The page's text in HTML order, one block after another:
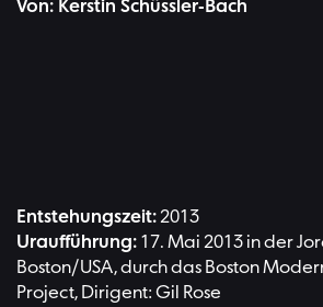
Von: Kerstin Schüssler-Bach
Entstehungszeit:2013
Uraufführung: 17. Mai 2013 in der
Boston/USA, durch das Boston
Project, Dirigent: Gil Rose